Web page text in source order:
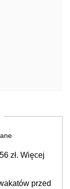
zł. Więcej
przed